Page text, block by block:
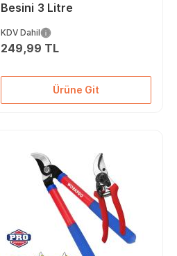
Besini 3 Litre
KDV Dahil
249,99 TL
Ürüne Git